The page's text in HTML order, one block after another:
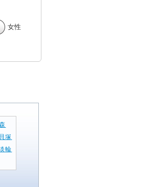
女性
貝塚
輪